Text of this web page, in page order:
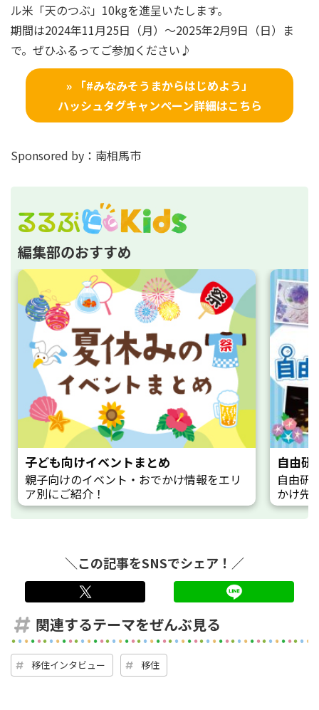
ル米「天のつぶ」10kgを進呈いたします。
期間は2024年11月25日（月）～2025年2月9日（日）ま
で。ぜひふるってご参加ください♪
» 「#みなみそうまからはじめよう」
ハッシュタグキャンペーン詳細はこちら
Sponsored by：南相馬市
編集部のおすすめ
子ども向けイベントまとめ
親子向けのイベント・おでかけ情報をエリ
ア別にご紹介！
自由研
自由研
かけ先
＼この記事をSNSでシェア！／
関連するテーマをぜんぶ見る
移住インタビュー 移住